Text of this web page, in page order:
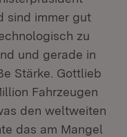
sind immer gut
zu
und gerade in
Stärke. Gottlieb
Fahrzeugen
den weltweiten
das am Mangel